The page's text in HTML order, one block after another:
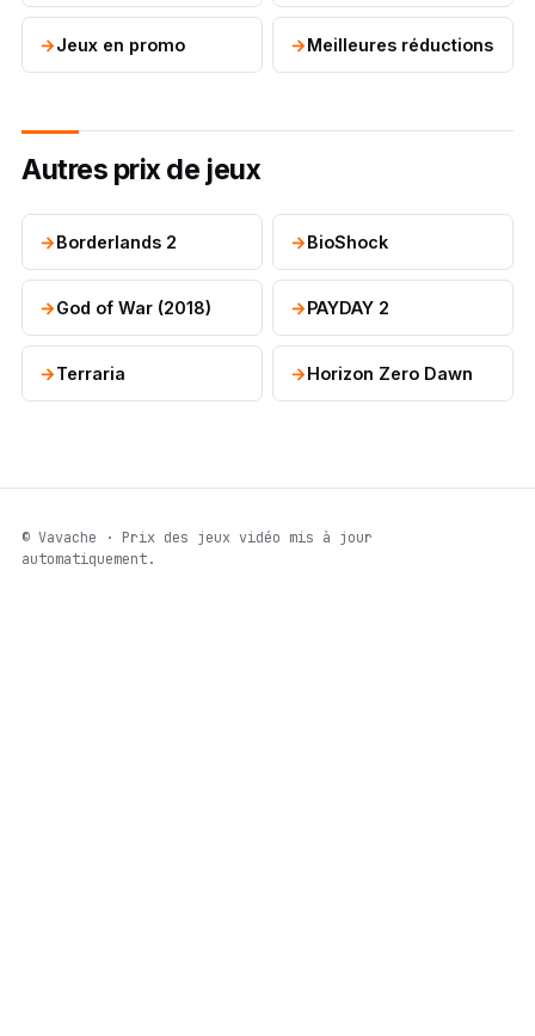
Jeux en promo Meilleures réductions
Autres prix de jeux
Borderlands 2 BioShock
God of War (2018) PAYDAY 2
Terraria Horizon Zero Dawn
© Vavache · Prix des jeux vidéo mis à jour
automatiquement.